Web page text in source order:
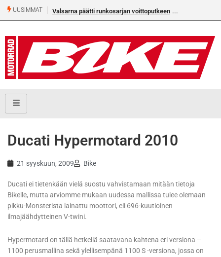
UUSIMMAT Valsarna päätti runkosarjan voittoputkeen
Ducati Hypermotard 2010
21 syyskuun, 2009 Bike
Ducati ei tietenkään vielä suostu vahvistamaan mitään tietoja
Bikelle, mutta arviomme mukaan uudessa mallissa tulee olemaan
pikku-Monsterista lainattu moottori, eli 696-kuutioinen
ilmajäähdytteinen V-twini.
Hypermotard on tällä hetkellä saatavana kahtena eri versiona –
1100 perusmallina sekä ylellisempänä 1100 S -versiona, jossa on